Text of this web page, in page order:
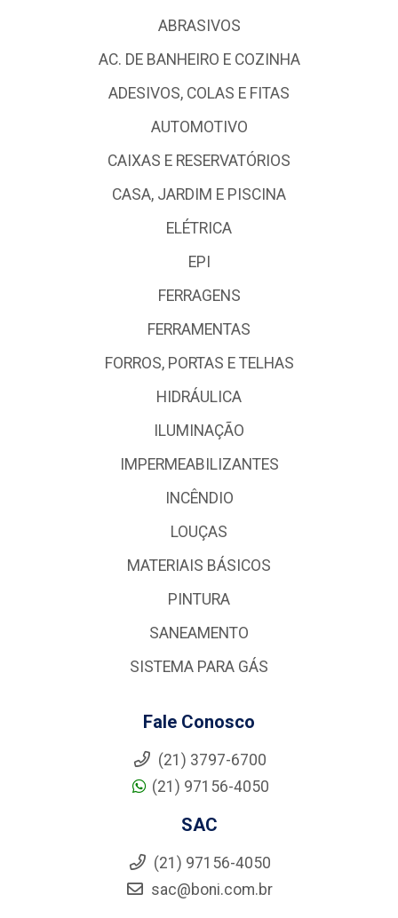
ABRASIVOS
AC. DE BANHEIRO E COZINHA
ADESIVOS, COLAS E FITAS
AUTOMOTIVO
CAIXAS E RESERVATÓRIOS
CASA, JARDIM E PISCINA
ELÉTRICA
EPI
FERRAGENS
FERRAMENTAS
FORROS, PORTAS E TELHAS
HIDRÁULICA
ILUMINAÇÃO
IMPERMEABILIZANTES
INCÊNDIO
LOUÇAS
MATERIAIS BÁSICOS
PINTURA
SANEAMENTO
SISTEMA PARA GÁS
Fale Conosco
(21) 3797-6700
(21) 97156-4050
SAC
(21) 97156-4050
sac@boni.com.br